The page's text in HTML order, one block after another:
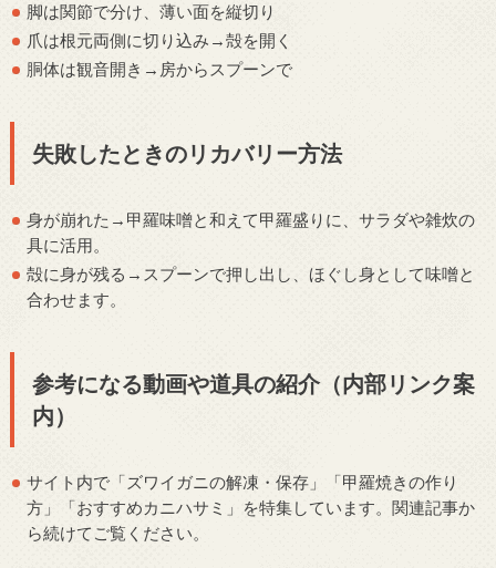
脚は関節で分け、薄い面を縦切り
爪は根元両側に切り込み→殻を開く
胴体は観音開き→房からスプーンで
失敗したときのリカバリー方法
身が崩れた→甲羅味噌と和えて甲羅盛りに、サラダや雑炊の
具に活用。
殻に身が残る→スプーンで押し出し、ほぐし身として味噌と
合わせます。
参考になる動画や道具の紹介（内部リンク案
内）
サイト内で「ズワイガニの解凍・保存」「甲羅焼きの作り
方」「おすすめカニハサミ」を特集しています。関連記事か
ら続けてご覧ください。